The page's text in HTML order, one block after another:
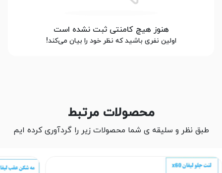
هنوز هیچ کامنتی ثبت نشده است
اولین نفری باشید که نظر خود را بیان می‌کند!
محصولات مرتبط
طبق نظر و سلیقه ی شما محصولات زیر را گردآوری کرده ایم